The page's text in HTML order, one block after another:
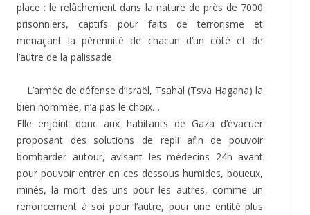
place : le relâchement dans la nature de près de 7000
prisonniers, captifs pour faits de terrorisme et
menaçant la pérennité de chacun d’un côté et de
l’autre de la palissade.
L’armée de défense d’Israël, Tsahal (Tsva Hagana) la
bien nommée, n’a pas le choix…
Elle enjoint donc aux habitants de Gaza d’évacuer
proposant des solutions de repli afin de pouvoir
bombarder autour, avisant les médecins 24h avant
pour pouvoir entrer en ces dessous humides, boueux,
minés, la mort des uns pour les autres, comme un
renoncement à soi pour l’autre, pour une entité plus